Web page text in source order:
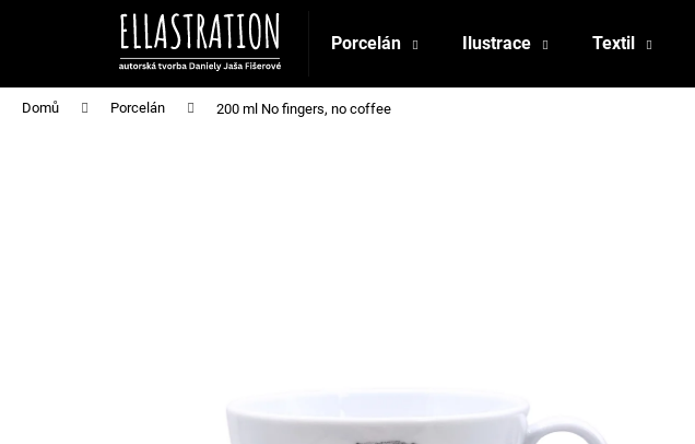
Porcelán Ilustrace Textil
Domů Porcelán 200 ml No fingers, no coffee
do
do